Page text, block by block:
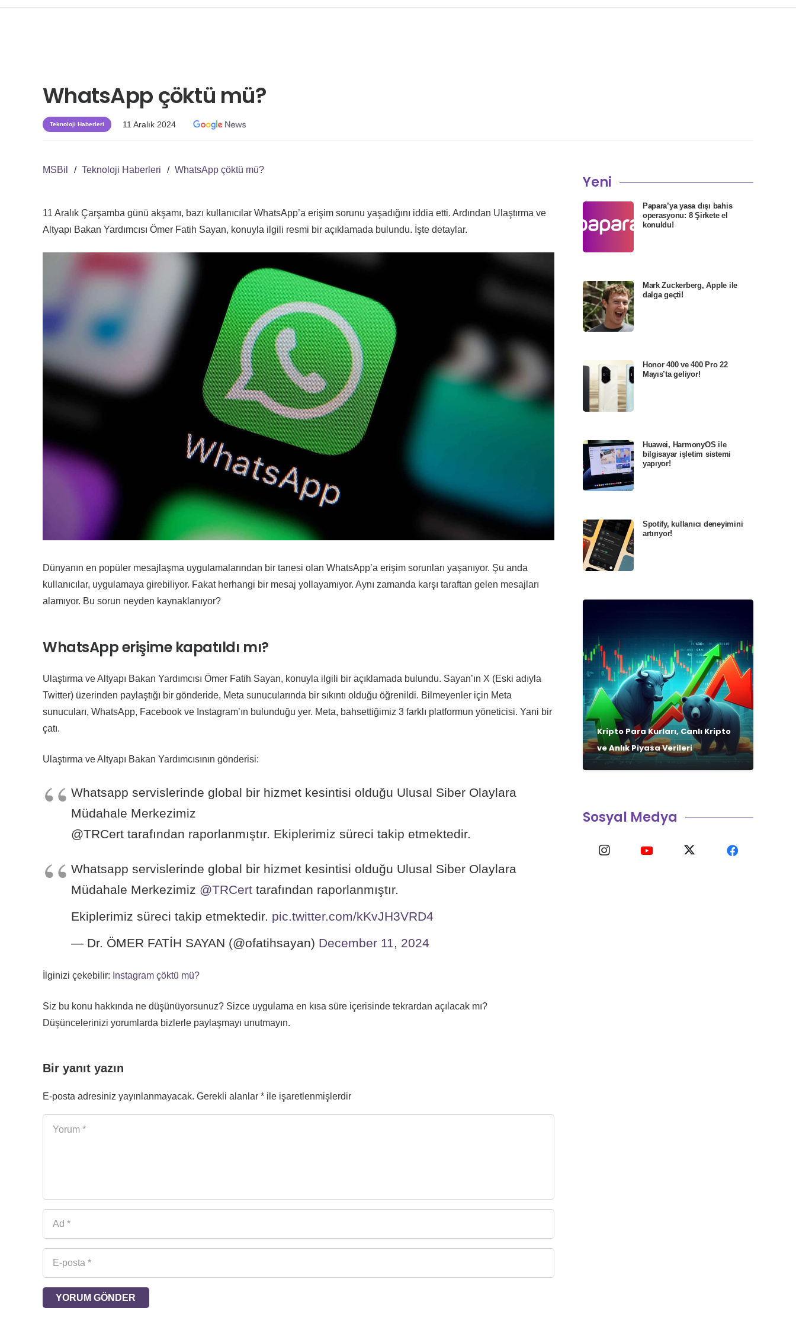
WhatsApp çöktü mü?
Teknoloji Haberleri 11 Aralık 2024
MSBil / Teknoloji Haberleri / WhatsApp çöktü mü?
11 Aralık Çarşamba günü akşamı, bazı kullanıcılar WhatsApp’a erişim sorunu yaşadığını iddia etti. Ardından Ulaştırma ve
Altyapı Bakan Yardımcısı Ömer Fatih Sayan, konuyla ilgili resmi bir açıklamada bulundu. İşte detaylar.
Dünyanın en popüler mesajlaşma uygulamalarından bir tanesi olan WhatsApp’a erişim sorunları yaşanıyor. Şu anda
kullanıcılar, uygulamaya girebiliyor. Fakat herhangi bir mesaj yollayamıyor. Aynı zamanda karşı taraftan gelen mesajları
alamıyor. Bu sorun neyden kaynaklanıyor?
WhatsApp erişime kapatıldı mı?
Ulaştırma ve Altyapı Bakan Yardımcısı Ömer Fatih Sayan, konuyla ilgili bir açıklamada bulundu. Sayan’ın X (Eski adıyla
Twitter) üzerinden paylaştığı bir gönderide, Meta sunucularında bir sıkıntı olduğu öğrenildi. Bilmeyenler için Meta
sunucuları, WhatsApp, Facebook ve Instagram’ın bulunduğu yer. Meta, bahsettiğimiz 3 farklı platformun yöneticisi. Yani bir
çatı.
Ulaştırma ve Altyapı Bakan Yardımcısının gönderisi:
Whatsapp servislerinde global bir hizmet kesintisi olduğu Ulusal Siber Olaylara
Müdahale Merkezimiz
@TRCert tarafından raporlanmıştır. Ekiplerimiz süreci takip etmektedir.
Whatsapp servislerinde global bir hizmet kesintisi olduğu Ulusal Siber Olaylara
Müdahale Merkezimiz @TRCert tarafından raporlanmıştır.
Ekiplerimiz süreci takip etmektedir. pic.twitter.com/kKvJH3VRD4
— Dr. ÖMER FATİH SAYAN (@ofatihsayan) December 11, 2024
İlginizi çekebilir: Instagram çöktü mü?
Siz bu konu hakkında ne düşünüyorsunuz? Sizce uygulama en kısa süre içerisinde tekrardan açılacak mı?
Düşüncelerinizi yorumlarda bizlerle paylaşmayı unutmayın.
Bir yanıt yazın
E-posta adresiniz yayınlanmayacak. Gerekli alanlar * ile işaretlenmişlerdir
YORUM GÖNDER
Yeni
Papara’ya yasa dışı bahis
operasyonu: 8 Şirkete el
konuldu!
Mark Zuckerberg, Apple ile
dalga geçti!
Honor 400 ve 400 Pro 22
Mayıs’ta geliyor!
Huawei, HarmonyOS ile
bilgisayar işletim sistemi
yapıyor!
Spotify, kullanıcı deneyimini
artırıyor!
Kripto Para Kurları, Canlı Kripto
ve Anlık Piyasa Verileri
Sosyal Medya